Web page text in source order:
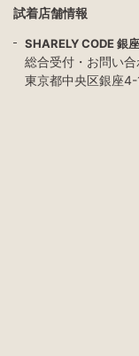
試着店舗情報
SHARELY CODE 銀
総合受付・お問い
東京都中央区銀座